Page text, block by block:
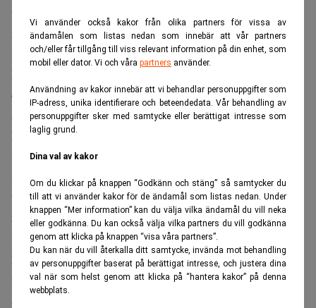
Vi använder också kakor från olika partners för vissa av
ändamålen som listas nedan som innebär att vår partners
och/eller får tillgång till viss relevant information på din enhet, som
mobil eller dator. Vi och våra partners använder.
Användning av kakor innebär att vi behandlar personuppgifter som
IP-adress, unika identifierare och beteendedata. Vår behandling av
personuppgifter sker med samtycke eller berättigat intresse som
laglig grund.
Dina val av kakor
Om du klickar på knappen “Godkänn och stäng” så samtycker du
till att vi använder kakor för de ändamål som listas nedan. Under
knappen “Mer information” kan du välja vilka ändamål du vill neka
eller godkänna. Du kan också välja vilka partners du vill godkänna
genom att klicka på knappen “visa våra partners”.
Du kan när du vill återkalla ditt samtycke, invända mot behandling
av personuppgifter baserat på berättigat intresse, och justera dina
val när som helst genom att klicka på “hantera kakor” på denna
webbplats.
tingsrätterna. Det är knappt 1 procent färre än
motsvarande period 2019.
I år har antalet inkomna företagsrekonstruktioner ökat
kraftigt. Under perioden vecka 10–18 kom 153 ärenden
om företagsrekonstruktion in till tingsrätterna – mot 49
ärenden 2019 och 30 ärenden 2018. Under vecka 13 2020
kom 55 företagsrekonstruktioner in till tingsrätterna, mot
8 ärenden vecka 13 2019 och 1 ärende vecka 13 2018.
Antalet inställda förhandlingar i domstolarna har ökat
under coronaepidemin. Normalt ställs cirka 20 procent av
förhandlingarna in. Andelen inställda förhandlingar har
under perioden vecka 10–18 varit i medeltal drygt
28 procent – som mest ställdes 34 procent av
förhandlingarna in, under vecka 13.
Användningen av videoteknik vid